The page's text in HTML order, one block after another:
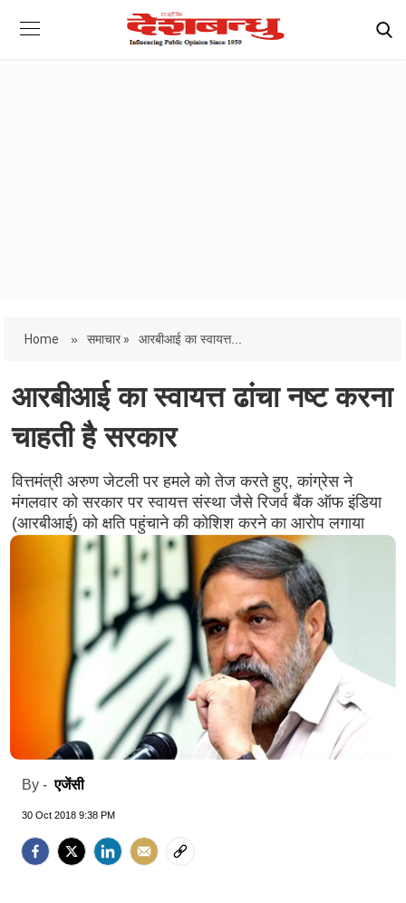
Home » समाचार » आरबीआई का स्वायत्त...
आरबीआई का स्वायत्त ढांचा नष्ट करना
चाहती है सरकार
वित्तमंत्री अरुण जेटली पर हमले को तेज करते हुए, कांग्रेस ने
मंगलवार को सरकार पर स्वायत्त संस्था जैसे रिजर्व बैंक ऑफ इंडिया
(आरबीआई) को क्षति पहुंचाने की कोशिश करने का आरोप लगाया
By -एजेंसी
30 Oct 2018 9:38 PM